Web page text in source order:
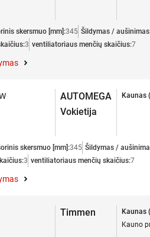
skersmuo [mm]:345 Šildymas /
3 ventiliatoriaus menčių skaičius:7
AUTOMEGA
Vokietija
Kaunas
skersmuo [mm]:345 Šildymas /
3 ventiliatoriaus menčių skaičius:7
Timmen
Kaunas
Kauno